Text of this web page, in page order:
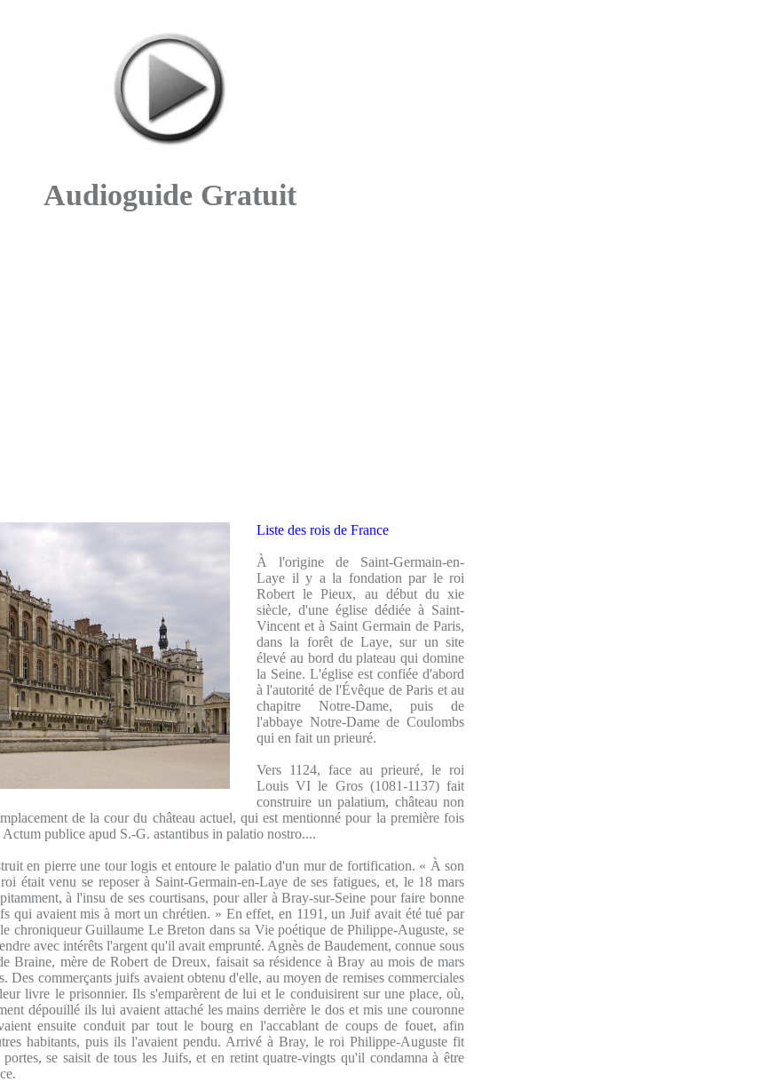
Audioguide Gratuit
Liste des rois de France
À l'origine de Saint-Germain-en-
Laye il y a la fondation par le roi
Robert le Pieux, au début du xie
siècle, d'une église dédiée à Saint-
Vincent et à Saint Germain de Paris,
dans la forêt de Laye, sur un site
élevé au bord du plateau qui domine
la Seine. L'église est confiée d'abord
à l'autorité de l'Évêque de Paris et au
chapitre Notre-Dame, puis de
l'abbaye Notre-Dame de Coulombs
qui en fait un prieuré.
Vers 1124, face au prieuré, le roi
Louis VI le Gros (1081-1137) fait
construire un palatium, château non
de la cour du château actuel, qui est mentionné pour la première fois
Actum publice apud S.-G. astantibus in palatio nostro....
en pierre une tour logis et entoure le palatio d'un mur de fortification. « À son
était venu se reposer à Saint-Germain-en-Laye de ses fatigues, et, le 18 mars
à l'insu de ses courtisans, pour aller à Bray-sur-Seine pour faire bonne
qui avaient mis à mort un chrétien. » En effet, en 1191, un Juif avait été tué par
chroniqueur Guillaume Le Breton dans sa Vie poétique de Philippe-Auguste, se
avec intérêts l'argent qu'il avait emprunté. Agnès de Baudement, connue sous
Braine, mère de Robert de Dreux, faisait sa résidence à Bray au mois de mars
Des commerçants juifs avaient obtenu d'elle, au moyen de remises commerciales
livre le prisonnier. Ils s'emparèrent de lui et le conduisirent sur une place, où,
dépouillé ils lui avaient attaché les mains derrière le dos et mis une couronne
ensuite conduit par tout le bourg en l'accablant de coups de fouet, afin
habitants, puis ils l'avaient pendu. Arrivé à Bray, le roi Philippe-Auguste fit
portes, se saisit de tous les Juifs, et en retint quatre-vingts qu'il condamna à être